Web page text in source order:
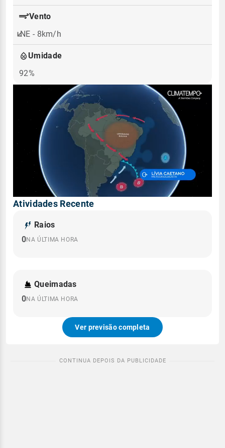
Vento
NE - 8km/h
Umidade
92%
Atividades Recente
Raios
0NA ÚLTIMA HORA
Queimadas
0NA ÚLTIMA HORA
Ver previsão completa